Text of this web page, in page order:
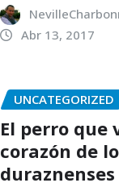
Abr 13, 2017
UNCATEGORIZED
El perro que
corazón de
duraznenses